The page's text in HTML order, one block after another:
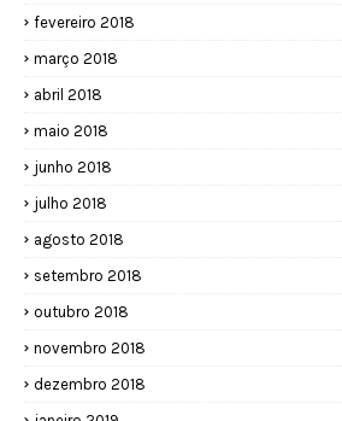
fevereiro 2018
março 2018
abril 2018
maio 2018
junho 2018
julho 2018
agosto 2018
setembro 2018
outubro 2018
novembro 2018
dezembro 2018